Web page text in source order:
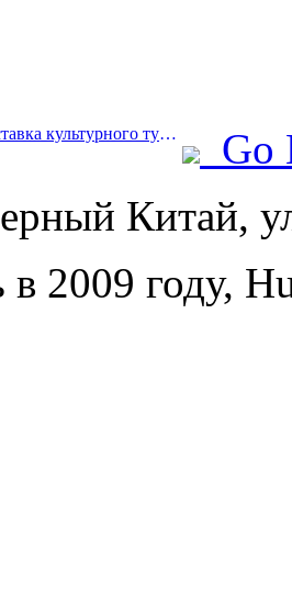
Prev:Китайская выставка культурного туризма 2025 пройдет в Ухане с 12 по 14 сентября.
Go
Китай,
2009 году,